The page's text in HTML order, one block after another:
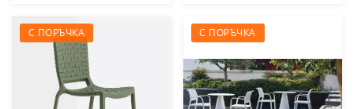
С ПОРЪЧКА С ПОРЪЧКА